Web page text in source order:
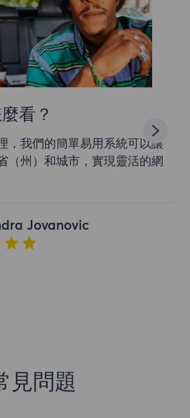
看？
，我們的簡單易用系統可以讓
（州）和城市，實現靈活的網
Jovanovic
見問題